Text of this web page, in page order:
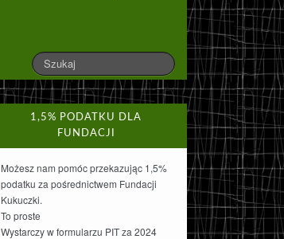
1,5% PODATKU DLA
FUNDACJI
Możesz nam pomóc przekazując 1,5%
podatku za pośrednictwem Fundacji
Kukuczki.
To proste
Wystarczy w formularzu PIT za 2024